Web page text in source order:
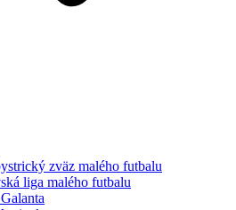
zväz malého futbalu
liga malého futbalu